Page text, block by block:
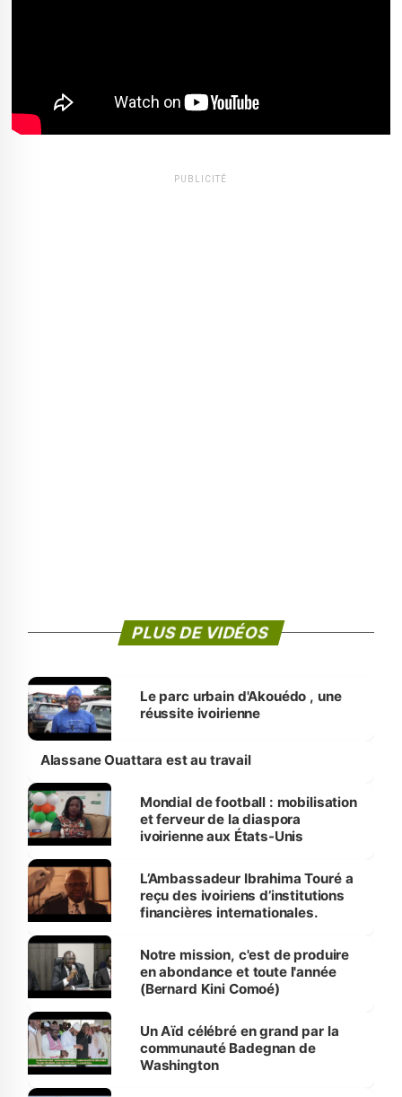
PUBLICITÉ
PLUS DE VIDÉOS
Le parc urbain d'Akouédo , une
réussite ivoirienne
Alassane Ouattara est au travail
Mondial de football : mobilisation
et ferveur de la diaspora
ivoirienne aux États-Unis
L’Ambassadeur Ibrahima Touré a
reçu des ivoiriens d’institutions
financières internationales.
Notre mission, c'est de produire
en abondance et toute l'année
(Bernard Kini Comoé)
Un Aïd célébré en grand par la
communauté Badegnan de
Washington